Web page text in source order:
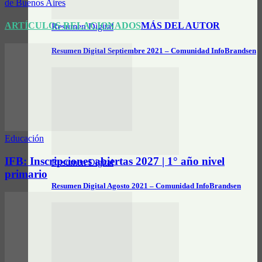
Resumen Digital
Resumen Digital Septiembre 2021 – Comunidad InfoBrandsen
Resumen Digital
Resumen Digital Agosto 2021 – Comunidad InfoBrandsen
de Buenos Aires
ARTÍCULOS RELACIONADOSMÁS DEL AUTOR
Educación
IFB: Inscripciones abiertas 2027 | 1° año nivel
primario